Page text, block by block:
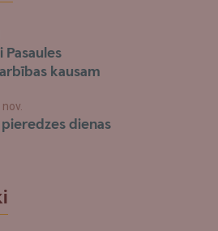
kausam
nov.
dienas